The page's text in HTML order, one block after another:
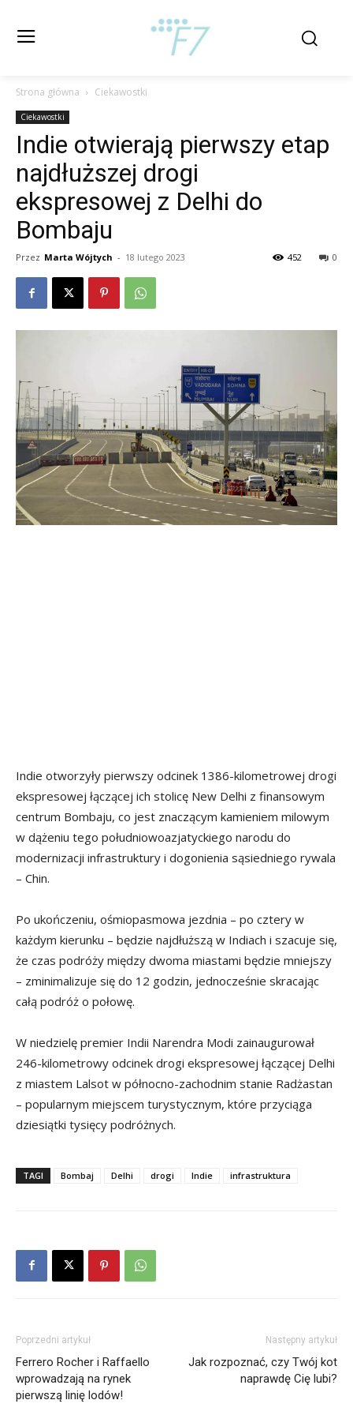
Strona główna Ciekawostki
Ciekawostki
Indie otwierają pierwszy etap
najdłuższej drogi
ekspresowej z Delhi do
Bombaju
Przez Marta Wójtych - 18 lutego 2023 0
452
Indie otworzyły pierwszy odcinek 1386-kilometrowej drogi
ekspresowej łączącej ich stolicę New Delhi z finansowym
centrum Bombaju, co jest znaczącym kamieniem milowym
w dążeniu tego południowoazjatyckiego narodu do
modernizacji infrastruktury i dogonienia sąsiedniego rywala
– Chin.
Po ukończeniu, ośmiopasmowa jezdnia – po cztery w
każdym kierunku – będzie najdłuższą w Indiach i szacuje się,
że czas podróży między dwoma miastami będzie mniejszy
– zminimalizuje się do 12 godzin, jednocześnie skracając
całą podróż o połowę.
W niedzielę premier Indii Narendra Modi zainaugurował
246-kilometrowy odcinek drogi ekspresowej łączącej Delhi
z miastem Lalsot w północno-zachodnim stanie Radżastan
– popularnym miejscem turystycznym, które przyciąga
dziesiątki tysięcy podróżnych.
TAGI Bombaj Delhi drogi Indie infrastruktura
Poprzedni artykuł
Ferrero Rocher i Raffaello
wprowadzają na rynek
pierwszą linię lodów!
Następny artykuł
Jak rozpoznać, czy Twój kot
naprawdę Cię lubi?